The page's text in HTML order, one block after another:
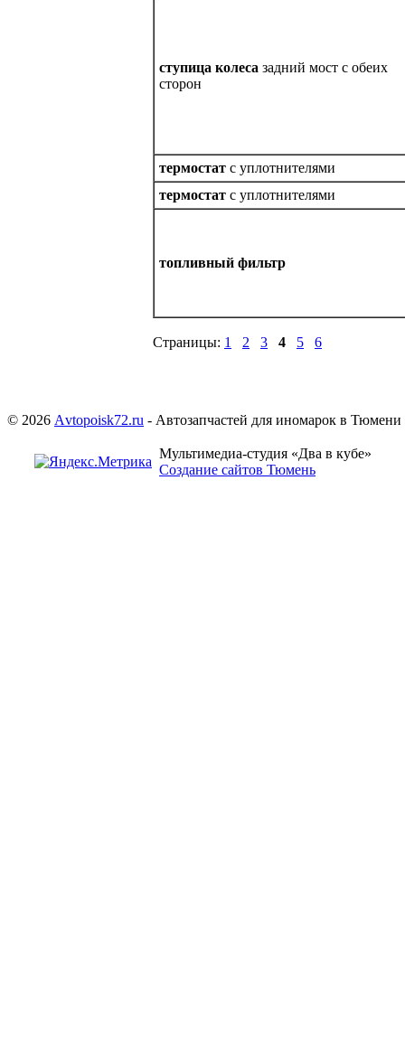
ступица колеса задний мост с обеих
сторон
термостат с уплотнителями
термостат с уплотнителями
топливный фильтр
Страницы: 1 2 3 4 5 6
© 2026 Аvtopoisk72.ru - Автозапчастей для иномарок в Тюмени
Мультимедиа-студия «Два в кубе»
Создание сайтов Тюмень